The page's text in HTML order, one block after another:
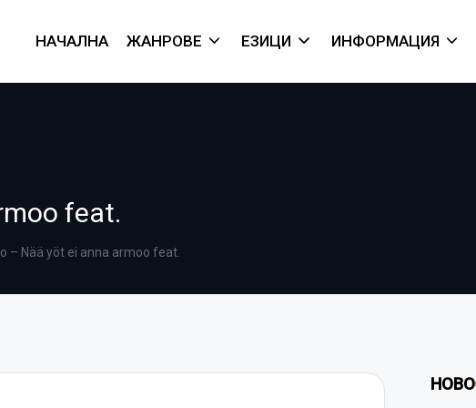
НАЧАЛНА ЖАНРОВЕ ЕЗИЦИ ИНФОРМАЦИЯ
feat.
– Nää yöt ei anna armoo feat.
НОВО